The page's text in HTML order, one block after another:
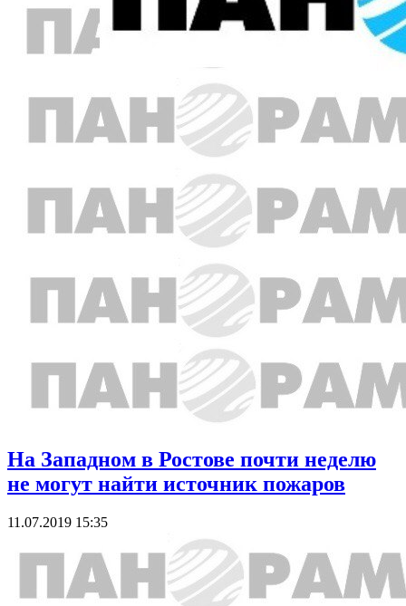
На Западном в Ростове почти неделю
не могут найти источник пожаров
11.07.2019 15:35